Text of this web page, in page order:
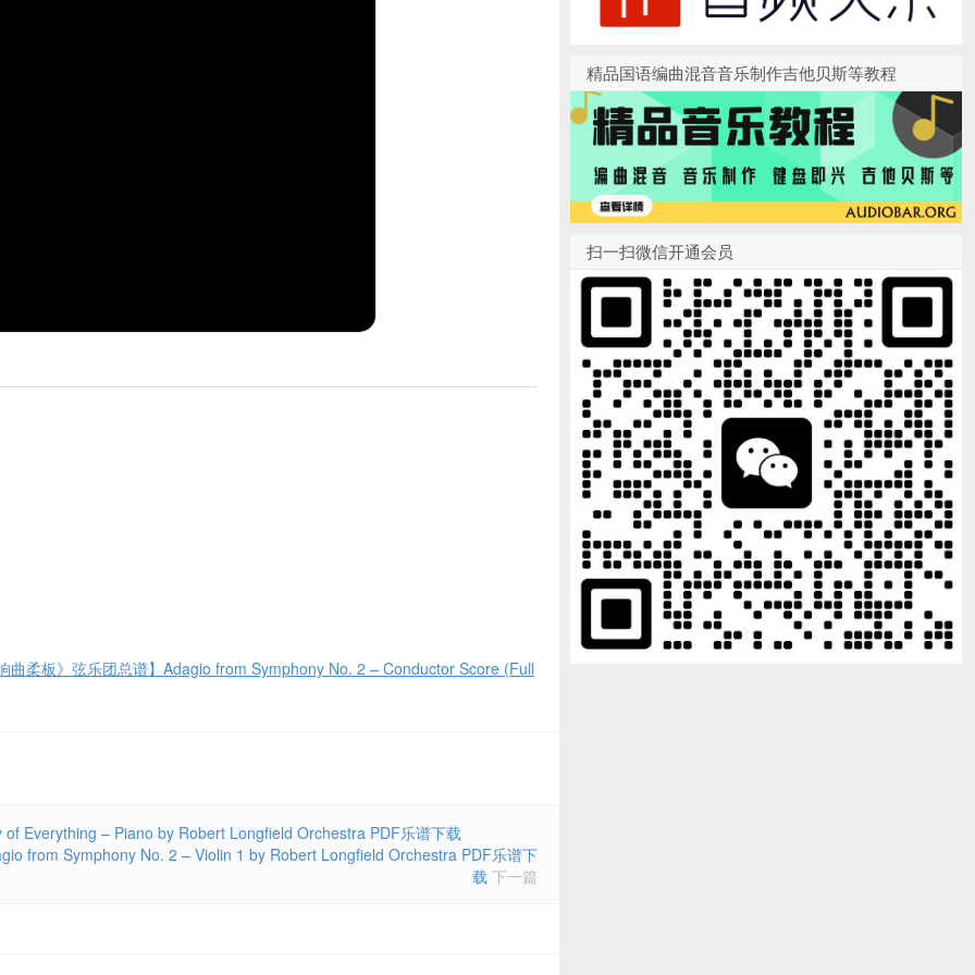
曲柔板》弦乐团总谱】Adagio from Symphony No. 2 – Conductor Score (Full
Everything – Piano by Robert Longfield Orchestra PDF乐谱下载
from Symphony No. 2 – Violin 1 by Robert Longfield Orchestra PDF乐谱下
载 下一篇
精品国语编曲混音音乐制作吉他贝斯等教程
扫一扫微信开通会员